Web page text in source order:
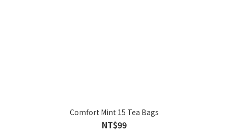
Comfort Mint 15 Tea Bags
NT$99